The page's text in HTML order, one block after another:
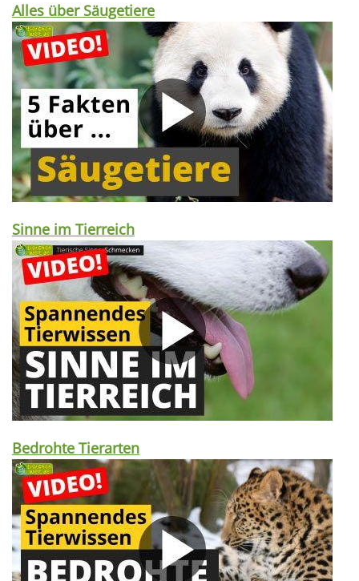
Alles über Säugetiere
Sinne im Tierreich
Bedrohte Tierarten